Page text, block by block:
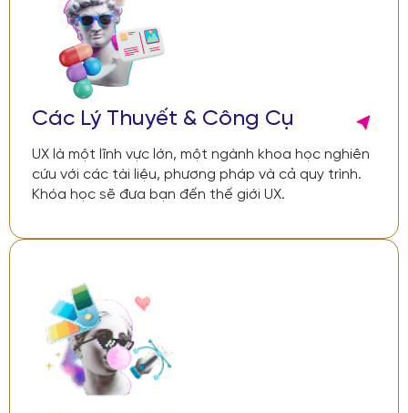
Các Lý Thuyết & Công Cụ
UX là một lĩnh vực lớn, một ngành khoa học nghiên
cứu với các tài liệu, phương pháp và cả quy trình.
Khóa học sẽ đưa bạn đến thế giới UX.
03